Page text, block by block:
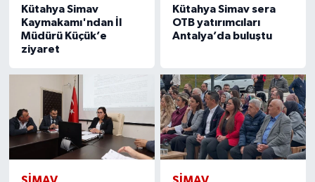
Kütahya Simav
Kaymakamı'ndan İl
Müdürü Küçük’e
ziyaret
Kütahya Simav sera
OTB yatırımcıları
Antalya’da buluştu